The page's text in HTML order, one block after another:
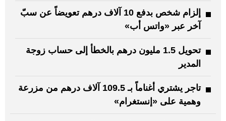
إلزام شخص بدفع 10 آلاف درهم تعويضاً عن سبّ
آخر عبر «واتس أب»
تحويل 1.5 مليون درهم بالخطأ إلى حساب زوجة
المدير
تاجر يشتري أغناماً بـ 109.5 آلاف درهم من مزرعة
وهمية على «إنستغرام»